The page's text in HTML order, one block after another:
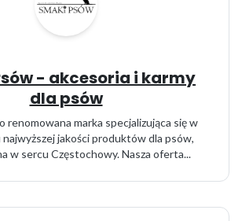
- akcesoria i karmy
dla psów
renomowana marka specjalizująca się w
jakości produktów dla psów,
w sercu Częstochowy. Nasza oferta...